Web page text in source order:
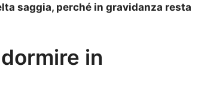
saggia, perché in gravidanza resta
in